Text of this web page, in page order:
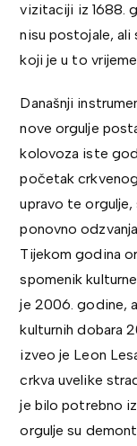
vizitaciji iz 1688.
nisu postojale, ali
koji je u to
Današnji
nove orgulje
kolovoza iste
početak
upravo te orgulje,
ponovno
Tijekom godina
spomenik
je 2006. godine,
kulturnih dobara
izveo je Leon
crkva uvelike
je bilo potrebno
orgulje su